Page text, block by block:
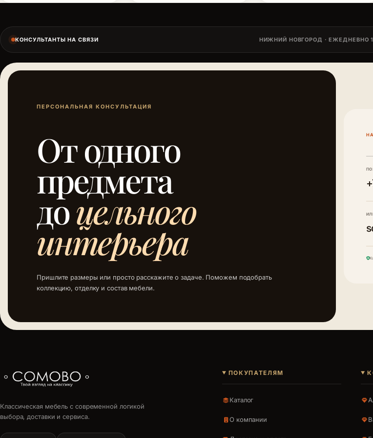
КОНСУЛЬТАНТЫ НА СВЯЗИ НИЖНИЙ НОВГОРОД · ЕЖЕДНЕВНО
ПЕРСОНАЛЬНАЯ КОНСУЛЬТАЦИЯ
От одного
предмета
доцельного
интерьера
Пришлите размеры или просто расскажите о задаче. Поможем подобрать
коллекцию, отделку и состав мебели.
Классическая мебель с современной логикой
выбора, доставки и сервиса.
ПОКУПАТЕЛЯМ
Каталог
О компании